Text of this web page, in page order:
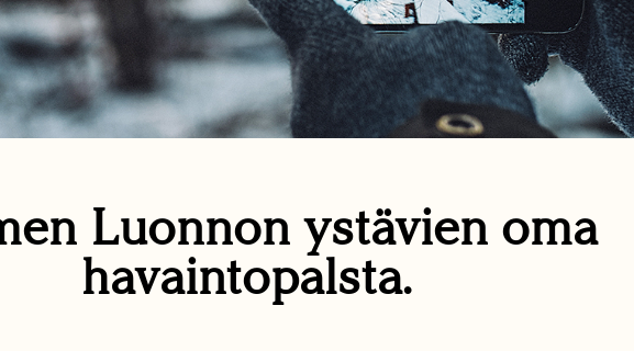
Luonnon ystävien oma
havaintopalsta.